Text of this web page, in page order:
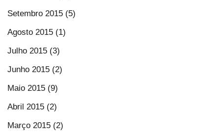
Setembro 2015 (5)
Agosto 2015 (1)
Julho 2015 (3)
Junho 2015 (2)
Maio 2015 (9)
Abril 2015 (2)
Março 2015 (2)